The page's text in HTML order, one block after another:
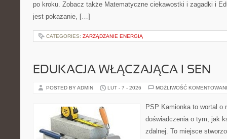
po kroku. Zobacz także Matematyczne ciekawostki i zagadki i
jest pokazanie, […]
CATEGORIES: ZARZĄDZANIE ENERGIĄ
EDUKACJA WŁĄCZAJĄCA I SEN
POSTED BY ADMIN LUT - 7 - 2026 MOŻLIWOŚĆ
PSP Kamionka to wortal o
doświadczenia o tym, jak
zdalnej. To miejsce